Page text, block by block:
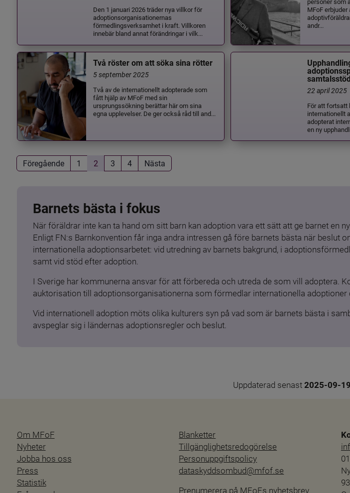
Den 1 januari 2026 träder nya villkor för
adoptionsorganisationernas
förmedlingsverksamhet i kraft. Villkoren
innebär bland annat förändringar i vilk...
MFoF
andr...
Två röster om att söka sina rötter
5 september 2025
Två av de internationellt adopterade som
fått hjälp av MFoF med sin
ursprungssökning berättar här om sina
egna upplevelser. De ger också råd till and...
samtalsstöd
22 april 2025
För att fortsatt
internationellt
adopterat
en ny
Föregående 1 2 3 4 Nästa
Barnets bästa i fokus
När föräldrar inte kan ta hand om sitt barn kan adoption vara ett sätt att ge barnet en
Enligt FN:s Barnkonvention får inga andra intressen gå före barnets bästa när beslut
internationella adoptionsarbetet: vid utredning av barnets bakgrund, i
samt vid stöd efter adoption.
I Sverige har kommunerna ansvar för att förbereda och utreda de som vill adoptera.
auktorisation till adoptionsorganisationerna som förmedlar internationella adoptioner
Vid internationell adoption möts olika kulturers syn på vad som är barnets bästa i
avspeglar sig i ländernas adoptionsregler och beslut.
Uppdaterad senast 2025-09-19
Om MFoF
Nyheter
Jobba hos oss
Press
Statistik
Blanketter
Tillgänglighetsredogörelse
Personuppgiftspolicy
dataskyddsombud@mfof.se
Prenumerera på MFoFs nyhetsbrev